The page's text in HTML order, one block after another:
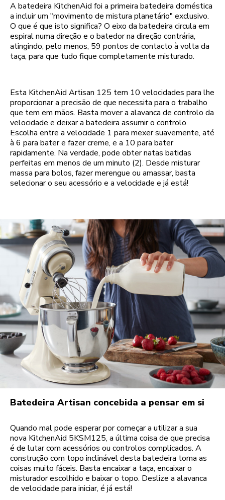
A batedeira KitchenAid foi a primeira batedeira doméstica
a incluir um "movimento de mistura planetário" exclusivo.
O que é que isto significa? O eixo da batedeira circula em
espiral numa direção e o batedor na direção contrária,
atingindo, pelo menos, 59 pontos de contacto à volta da
taça, para que tudo fique completamente misturado.
Esta KitchenAid Artisan 125 tem 10 velocidades para lhe
proporcionar a precisão de que necessita para o trabalho
que tem em mãos. Basta mover a alavanca de controlo da
velocidade e deixar a batedeira assumir o controlo.
Escolha entre a velocidade 1 para mexer suavemente, até
à 6 para bater e fazer creme, e a 10 para bater
rapidamente. Na verdade, pode obter natas batidas
perfeitas em menos de um minuto (2). Desde misturar
massa para bolos, fazer merengue ou amassar, basta
selecionar o seu acessório e a velocidade e já está!
Batedeira Artisan concebida a pensar em si
Quando mal pode esperar por começar a utilizar a sua
nova KitchenAid 5KSM125, a última coisa de que precisa
é de lutar com acessórios ou controlos complicados. A
construção com topo inclinável desta batedeira torna as
coisas muito fáceis. Basta encaixar a taça, encaixar o
misturador escolhido e baixar o topo. Deslize a alavanca
de velocidade para iniciar, é já está!